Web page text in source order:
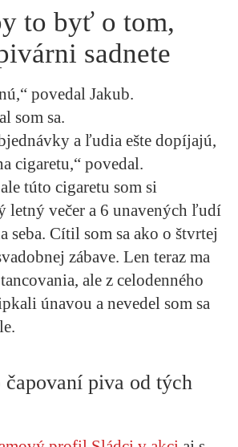
to byť o tom,
sadnete
povedal Jakub.
som sa.
a ľudia ešte dopíjajú,
cigaretu,“ povedal.
túto cigaretu som si
letný večer a 6 unavených ľudí
seba. Cítil som sa ako o štvrtej
zábave. Len teraz ma
ale z celodenného
únavou a nevedel som sa
piva od tých